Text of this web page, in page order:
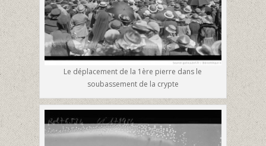
Le déplacement de la 1ère pierre dans le
soubassement de la crypte